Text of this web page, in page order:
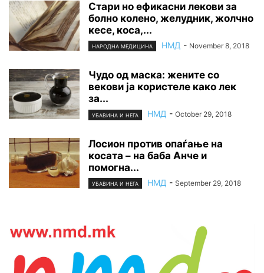
Стари но ефикасни лекови за
болно колено, желудник, жолчно
кесе, коса,...
НАРОДНА МЕДИЦИНА НМД - November 8, 2018
Чудо од маска: жените со
векови ја користеле како лек
за...
УБАВИНА И НЕГА НМД - October 29, 2018
Лосион против опаѓање на
косата – на баба Анче и
помогна...
УБАВИНА И НЕГА НМД - September 29, 2018